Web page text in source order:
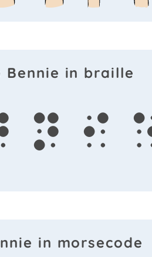
in braille
n i
in morsecode